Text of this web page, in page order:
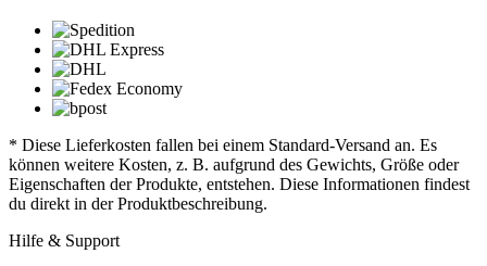
* Diese Lieferkosten fallen bei einem Standard-Versand an. Es
können weitere Kosten, z. B. aufgrund des Gewichts, Größe oder
Eigenschaften der Produkte, entstehen. Diese Informationen findest
du direkt in der Produktbeschreibung.
Hilfe & Support